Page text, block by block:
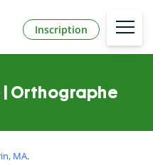
Inscription
| Orthographe
MA.